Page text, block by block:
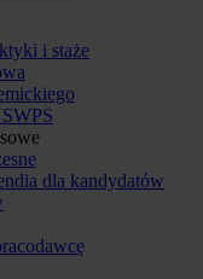
i staże
dla kandydatów